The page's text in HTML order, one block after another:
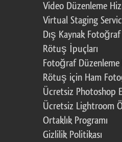
Video Düzenleme
Virtual Staging
Dış Kaynak
Rötuş İpuçları
Fotoğraf Düzenleme
Rötuş için Ham
Ücretsiz Photoshop
Ücretsiz Lightroom
Ortaklık Programı
Gizlilik Politikası